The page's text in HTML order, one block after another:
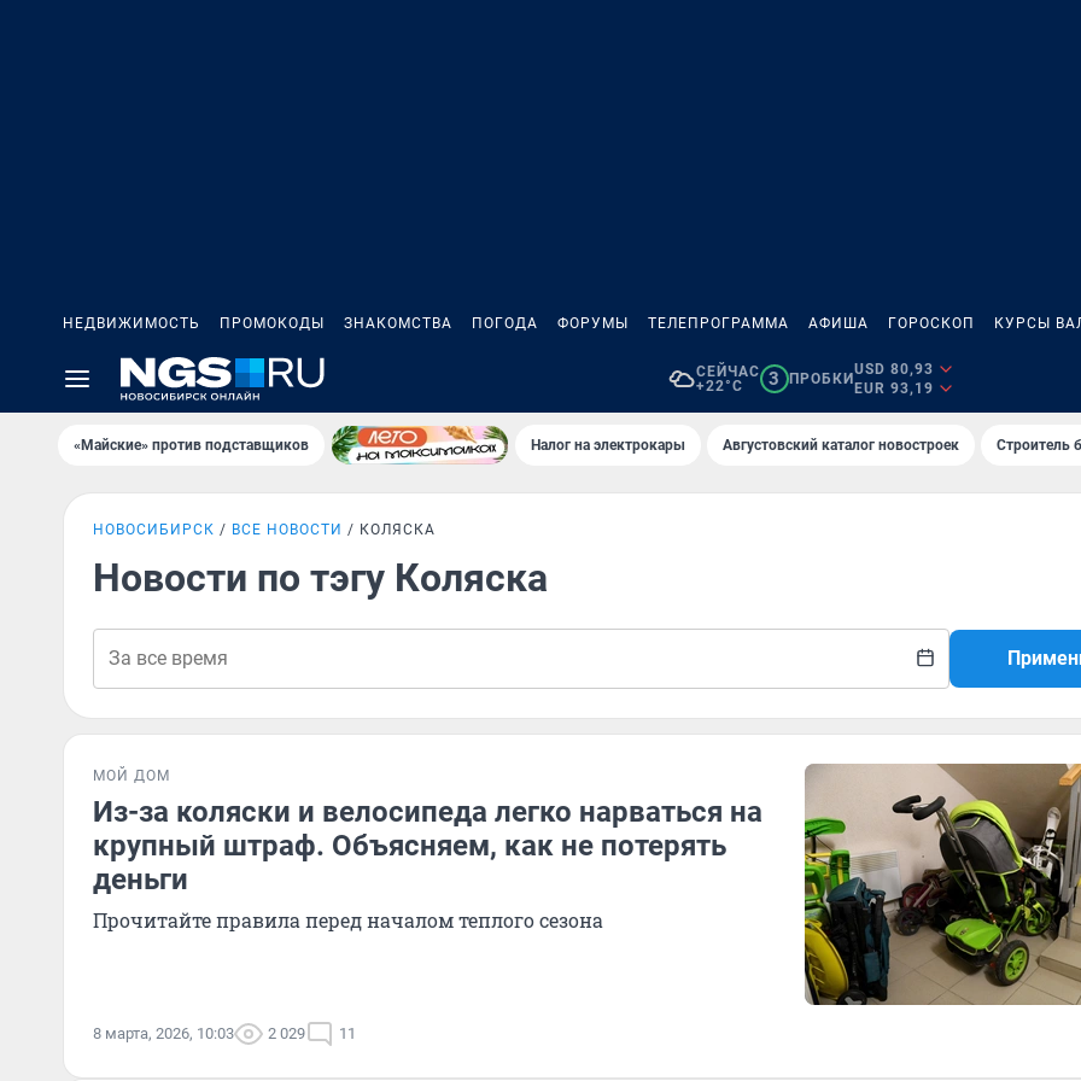
НЕДВИЖИМОСТЬ ПРОМОКОДЫ ЗНАКОМСТВА ПОГОДА ФОРУМЫ ТЕЛЕПРОГРАММА АФИША ГОРОСКОП КУРСЫ
СЕЙЧАС
+22°C
3 ПРОБКИ
USD 80,93
EUR 93,19
«Майские» против подставщиков Налог на электрокары Августовский каталог новостроек Строитель
НОВОСИБИРСК ВСЕ НОВОСТИ КОЛЯСКА
Новости по тэгу Коляска
МОЙ ДОМ
Из-за коляски и велосипеда легко нарваться на
крупный штраф. Объясняем, как не потерять
деньги
Прочитайте правила перед началом теплого сезона
8 марта, 2026, 10:03 2 029 11